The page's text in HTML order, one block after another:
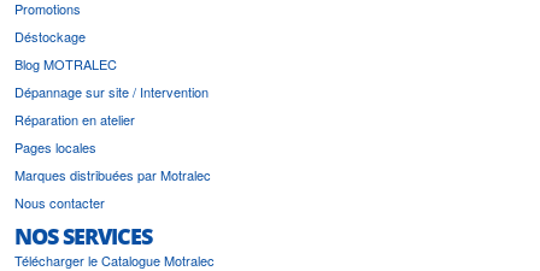
Promotions
Déstockage
Blog MOTRALEC
Dépannage sur site / Intervention
Réparation en atelier
Pages locales
Marques distribuées par Motralec
Nous contacter
NOS SERVICES
Télécharger le Catalogue Motralec